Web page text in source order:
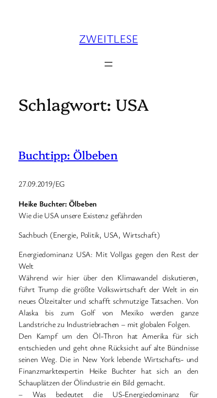
ZWEITLESE
Schlagwort: USA
Buchtipp: Ölbeben
27.09.2019/EG
Heike Buchter: Ölbeben
Wie die USA unsere Existenz gefährden
Sachbuch (Energie, Politik, USA, Wirtschaft)
Energiedominanz USA: Mit Vollgas gegen den Rest der
Welt
Während wir hier über den Klimawandel diskutieren,
führt Trump die größte Volkswirtschaft der Welt in ein
neues Ölzeitalter und schafft schmutzige Tatsachen. Von
Alaska bis zum Golf von Mexiko werden ganze
Landstriche zu Industriebrachen – mit globalen Folgen.
Den Kampf um den Öl-Thron hat Amerika für sich
entschieden und geht ohne Rücksicht auf alte Bündnisse
seinen Weg. Die in New York lebende Wirtschafts- und
Finanzmarktexpertin Heike Buchter hat sich an den
Schauplätzen der Ölindustrie ein Bild gemacht.
– Was bedeutet die US-Energiedominanz für